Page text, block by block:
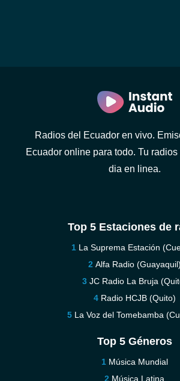
Radios del Ecuador en vivo.
Ecuador online para todo. Tu
dia en linea.
Top 5 Estaciones de
La Suprema Estación
Alfa Radio (Guayaquil)
JC Radio La Bruja
Radio HCJB (Quito)
La Voz del Tomebamba
Top 5 Géneros
Música Mundial
Música Latina